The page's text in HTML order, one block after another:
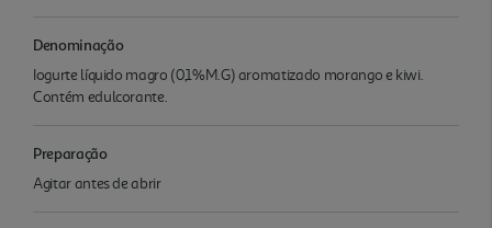
Denominação
Iogurte líquido magro (0,1%M.G) aromatizado morango e kiwi.
Contém edulcorante.
Preparação
Agitar antes de abrir